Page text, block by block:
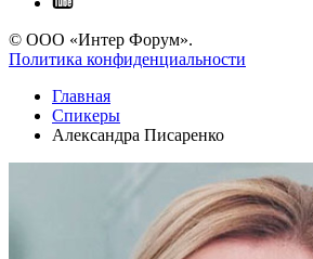
© ООО «Интер Форум».
Политика конфиденциальности
Главная
Спикеры
Александра Писаренко